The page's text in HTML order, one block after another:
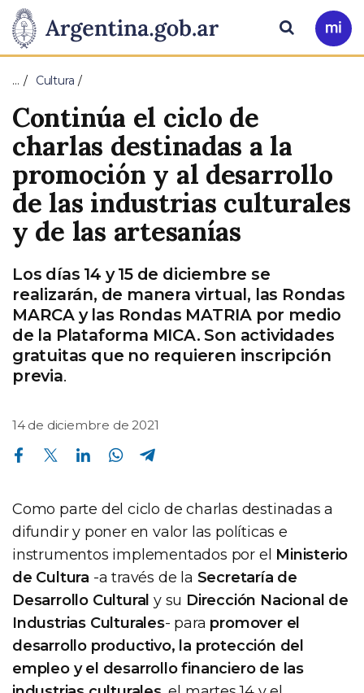
Presidencia
de
la
Nación
Pasar al contenido principal
Ir
a
Buscar
… Cultura
Continúa el ciclo de
charlas destinadas a la
promoción y al desarrollo
de las industrias culturales
y de las artesanías
Los días 14 y 15 de diciembre se
realizarán, de manera virtual, las Rondas
MARCA y las Rondas MATRIA por medio
de la Plataforma MICA. Son actividades
gratuitas que no requieren inscripción
previa.
14 de diciembre de 2021
Compartir en Facebook Compartir en Twitter Compartir en Linkedin Compartir en Whatsapp
Como parte del ciclo de charlas destinadas a
difundir y poner en valor las políticas e
instrumentos implementados por el Ministerio
de Cultura -a través de la Secretaría de
Desarrollo Cultural y su Dirección Nacional de
Industrias Culturales- para promover el
desarrollo productivo, la protección del
empleo y el desarrollo financiero de las